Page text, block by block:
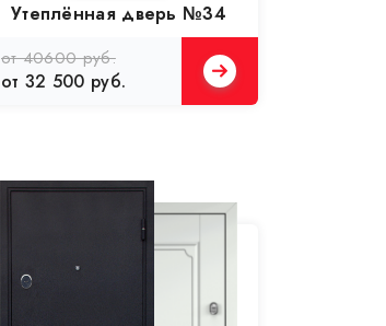
Утеплённая дверь №34
от 40600 руб.
от 32 500 руб.